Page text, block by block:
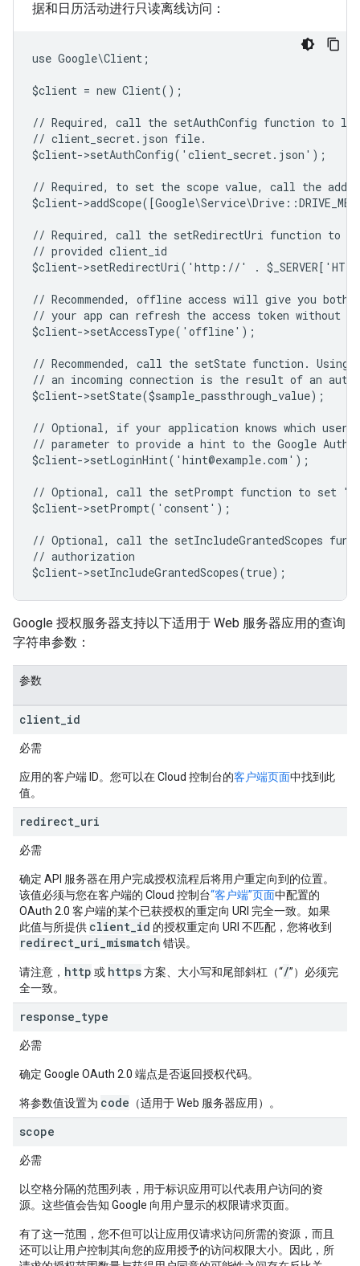
据和日历活动进行只读离线访问：
use Google\Client;
$client = new Client();
// Required, call the setAuthConfig function to
// client_secret.json file.
$client->setAuthConfig('client_secret.json');
// Required, to set the scope value, call the
$client-
// Required, call the setRedirectUri function to
// provided client_id
$client->setRedirectUri('http://' .
// Recommended, offline access will give you both
// your app can refresh the access token without
$client->setAccessType('offline');
// Recommended, call the setState function.
// an incoming connection is the result of an
$client->setState($sample_passthrough_value);
// Optional, if your application knows which
// parameter to provide a hint to the Google
$client->setLoginHint('hint@example.com');
// Optional, call the setPrompt function to set
$client->setPrompt('consent');
// Optional, call the setIncludeGrantedScopes
// authorization
$client->setIncludeGrantedScopes(true);
Google 授权服务器支持以下适用于 Web 服务器应用的查询
字符串参数：
参数
client id
必需
应用的客户端 ID。您可以在 Cloud 控制台的客户端页面中找到此
值。
redirect uri
必需
确定 API 服务器在用户完成授权流程后将用户重定向到的位置。
该值必须与您在客户端的 Cloud 控制台“客户端”页面中配置的
OAuth 2.0 客户端的某个已获授权的重定向 URI 完全一致。如果
此值与所提供 client_id 的授权重定向 URI 不匹配，您将收到
redirect_uri_mismatch 错误。
请注意， http 或 https方案、大小写和尾部斜杠（“/”）必须完
全一致。
response type
必需
确定 Google OAuth 2.0 端点是否返回授权代码。
将参数值设置为 code （适用于 Web 服务器应用）。
scope
必需
以空格分隔的范围列表，用于标识应用可以代表用户访问的资
源。这些值会告知 Google 向用户显示的权限请求页面。
有了这一范围，您不但可以让应用仅请求访问所需的资源，而且
还可以让用户控制其向您的应用授予的访问权限大小。因此，所